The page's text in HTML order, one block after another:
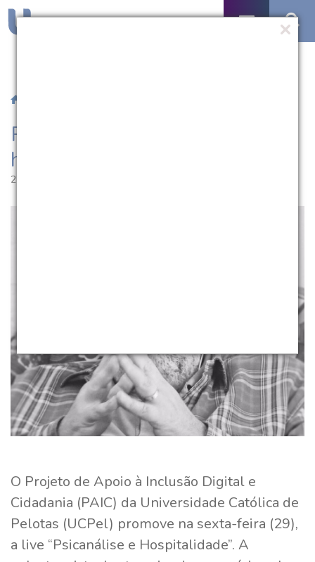
PAIC realiza live “Psicanálise e
hospitalidade”
27.10.2021 | 11:15
O Projeto de Apoio à Inclusão Digital e
Cidadania (PAIC) da Universidade Católica de
Pelotas (UCPel) promove na sexta-feira (29),
a live “Psicanálise e Hospitalidade”. A